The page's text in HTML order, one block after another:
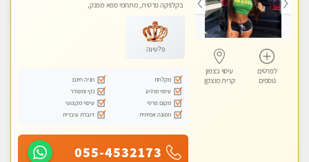
לפרטים
נוספים
עיסוי בצפון
קרית מוצקין
בקלניקה פרטית, מתחמי ספא מפנק,
פלטינה
מקלחת
חניה חינם
עיסוי מרגיע
נקי ומסודר
מקום פרטי
עיסוי מקצועי
תמונה אמיתית
דוברת עיברית
055-4532173